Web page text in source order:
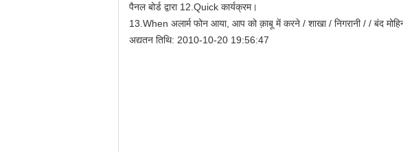
पैनल बोर्ड द्वारा 12.Quick कार्यक्रम।
13.When अलार्म फोन आया, आप को क़ाबू में करने / शाखा / निगरानी / / बंद
अद्यतन तिथि: 2010-10-20 19:56:47